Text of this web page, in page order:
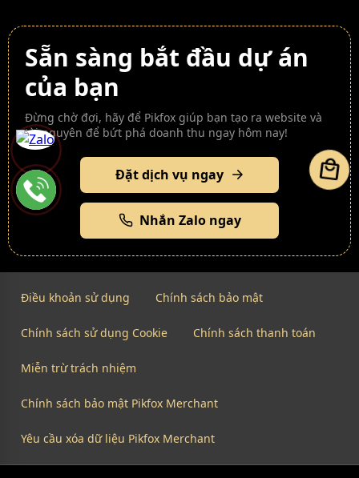
Sẵn sàng bắt đầu dự án
của bạn
Đừng chờ đợi, hãy để Pikfox giúp bạn tạo ra website và
tài nguyên để bứt phá doanh thu ngay hôm nay!
Đặt dịch vụ ngay
Nhắn Zalo ngay
Điều khoản sử dụng Chính sách bảo mật
Chính sách sử dụng Cookie Chính sách thanh toán
Miễn trừ trách nhiệm
Chính sách bảo mật Pikfox Merchant
Yêu cầu xóa dữ liệu Pikfox Merchant
local_mall